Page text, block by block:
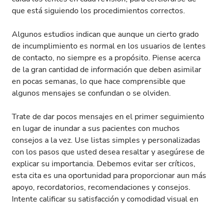
que está siguiendo los procedimientos correctos.
Algunos estudios indican que aunque un cierto grado
de incumplimiento es normal en los usuarios de lentes
de contacto, no siempre es a propósito. Piense acerca
de la gran cantidad de información que deben asimilar
en pocas semanas, lo que hace comprensible que
algunos mensajes se confundan o se olviden.
Trate de dar pocos mensajes en el primer seguimiento
en lugar de inundar a sus pacientes con muchos
consejos a la vez. Use listas simples y personalizadas
con los pasos que usted desea resaltar y asegúrese de
explicar su importancia. Debemos evitar ser críticos,
esta cita es una oportunidad para proporcionar aun más
apoyo, recordatorios, recomendaciones y consejos.
Intente calificar su satisfacción y comodidad visual en